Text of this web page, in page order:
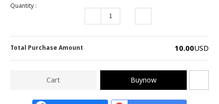
Quantity :
Total Purchase Amount 10.00USD
Cart Buynow